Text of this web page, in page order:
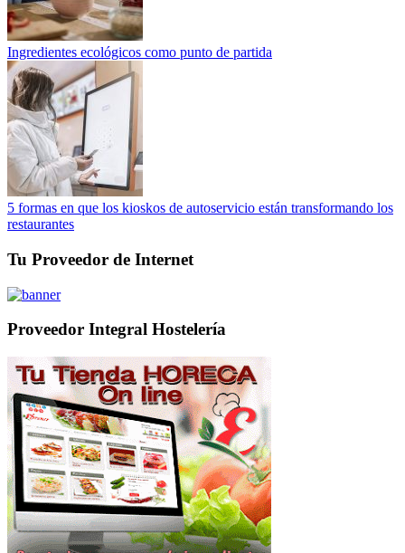
Ingredientes ecológicos como punto de partida
5 formas en que los kioskos de autoservicio están transformando los
restaurantes
Tu Proveedor de Internet
Proveedor Integral Hostelería